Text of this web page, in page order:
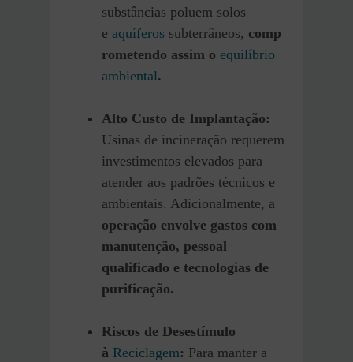
substâncias poluem solos
e aquíferos subterrâneos, comp
rometendo assim o equilíbrio
ambiental.
Alto Custo de Implantação:
Usinas de incineração requerem
investimentos elevados para
atender aos padrões técnicos e
ambientais. Adicionalmente, a
operação envolve gastos com
manutenção, pessoal
qualificado e tecnologias de
purificação.
Riscos de Desestímulo
à Reciclagem: Para manter a